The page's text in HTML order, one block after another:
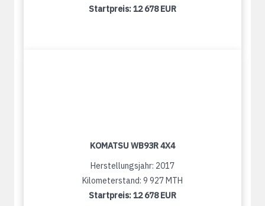
Startpreis:12 678 EUR
KOMATSU WB93R 4X4
Herstellungsjahr: 2017
Kilometerstand: 9 927 MTH
Startpreis:12 678 EUR